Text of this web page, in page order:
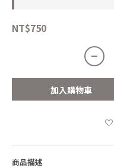
NT$750
加入購物車
商品描述